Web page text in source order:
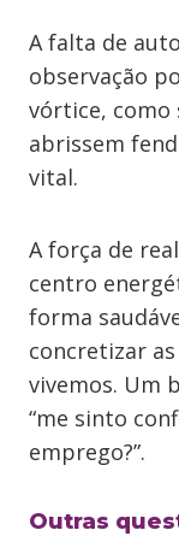
A falta de
observação
vórtice, como
abrissem
vital.
A força de
centro
forma
concretizar
vivemos. Um
“me sinto
emprego?”.
Outras